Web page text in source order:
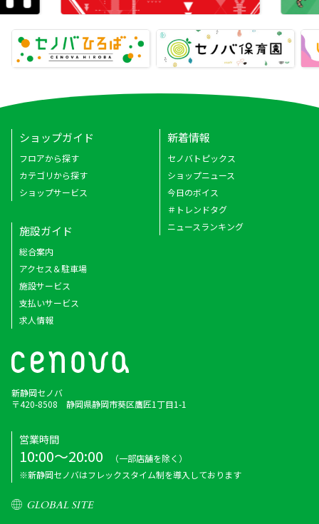
ショップガイド
フロアから探す
カテゴリから探す
ショップサービス
新着情報
セノバトピックス
ショップニュース
今日のボイス
＃トレンドタグ
ニュースランキング
施設ガイド
総合案内
アクセス＆駐車場
施設サービス
支払いサービス
求人情報
新静岡セノバ
〒420-8508 静岡県静岡市葵区鷹匠1丁目1-1
営業時間
10:00～20:00
（一部店舗を除く）
※新静岡セノバはフレックスタイム制を導入しております
GLOBAL SITE